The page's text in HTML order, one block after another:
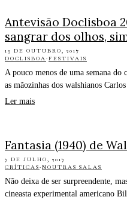
Antevisão Doclisboa
sangrar dos olhos,
13 DE OUTUBRO, 2017
DOCLISBOA·FESTIVAIS
A pouco menos de uma semana do
as mãozinhas dos walshianos
Ler mais
Fantasia (1940) de
7 DE JULHO, 2017
CRÍTICAS·NOUTRAS SALAS
Não deixa de ser surpreendente,
cineasta experimental americano